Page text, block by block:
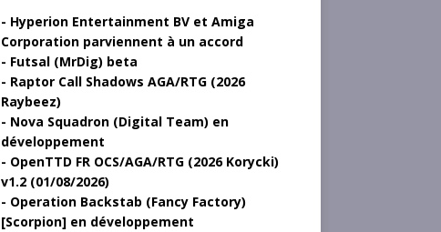
Hyperion Entertainment BV et Amiga
Corporation parviennent à un accord
Futsal (MrDig) beta
Raptor Call Shadows AGA/RTG (2026
Raybeez)
Nova Squadron (Digital Team) en
développement
OpenTTD FR OCS/AGA/RTG (2026 Korycki)
v1.2 (01/08/2026)
Operation Backstab (Fancy Factory)
[Scorpion] en développement